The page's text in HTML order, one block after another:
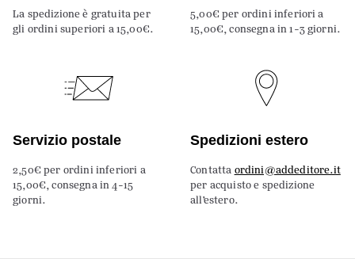
La spedizione è gratuita per
gli ordini superiori a 15,00€.
5,00€ per ordini inferiori a
15,00€, consegna in 1-3 giorni.
Servizio postale
2,50€ per ordini inferiori a
15,00€, consegna in 4-15
giorni.
Spedizioni estero
Contatta ordini@addeditore.it
per acquisto e spedizione
all’estero.